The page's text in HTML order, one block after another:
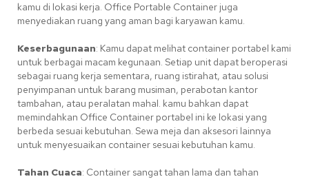
kamu di lokasi kerja. Office Portable Container juga
menyediakan ruang yang aman bagi karyawan kamu.
Keserbagunaan: Kamu dapat melihat container portabel kami
untuk berbagai macam kegunaan. Setiap unit dapat beroperasi
sebagai ruang kerja sementara, ruang istirahat, atau solusi
penyimpanan untuk barang musiman, perabotan kantor
tambahan, atau peralatan mahal. kamu bahkan dapat
memindahkan Office Container portabel ini ke lokasi yang
berbeda sesuai kebutuhan. Sewa meja dan aksesori lainnya
untuk menyesuaikan container sesuai kebutuhan kamu.
Tahan Cuaca: Container sangat tahan lama dan tahan